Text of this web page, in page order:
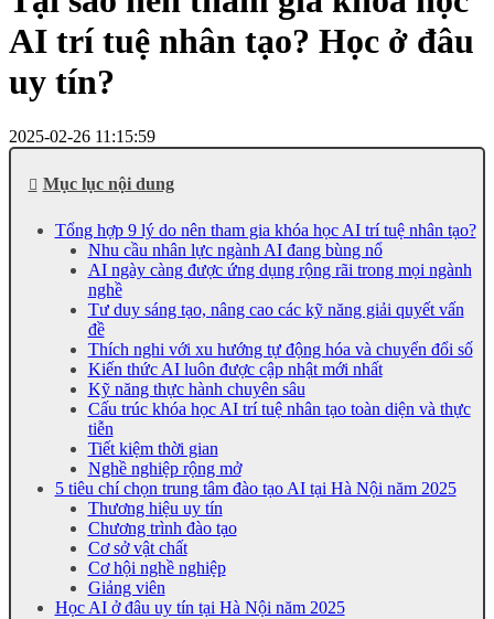
AI trí tuệ nhân tạo? Học ở đâu
uy tín?
2025-02-26 11:15:59
Mục lục nội dung
Tổng hợp 9 lý do nên tham gia khóa học AI trí tuệ nhân tạo?
Nhu cầu nhân lực ngành AI đang bùng nổ
AI ngày càng được ứng dụng rộng rãi trong mọi ngành
nghề
Tư duy sáng tạo, nâng cao các kỹ năng giải quyết vấn
đề
Thích nghi với xu hướng tự động hóa và chuyển đổi số
Kiến thức AI luôn được cập nhật mới nhất
Kỹ năng thực hành chuyên sâu
Cấu trúc khóa học AI trí tuệ nhân tạo toàn diện và thực
tiễn
Tiết kiệm thời gian
Nghề nghiệp rộng mở
5 tiêu chí chọn trung tâm đào tạo AI tại Hà Nội năm 2025
Thương hiệu uy tín
Chương trình đào tạo
Cơ sở vật chất
Cơ hội nghề nghiệp
Giảng viên
Học AI ở đâu uy tín tại Hà Nội năm 2025